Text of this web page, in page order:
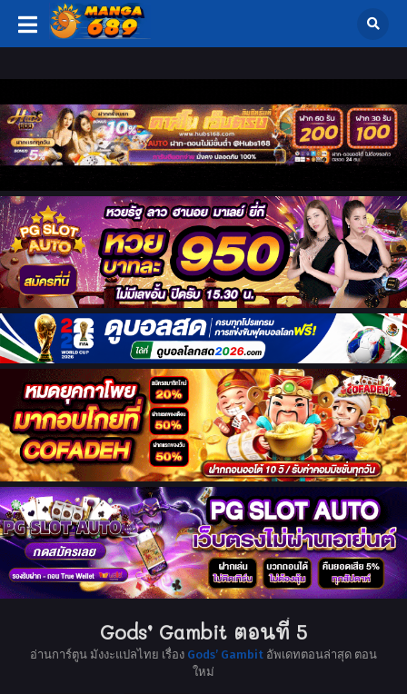
Gods’ Gambit ตอนที่ 5
อ่านการ์ตูน มังงะแปลไทย เรื่อง Gods’ Gambit อัพเดทตอนล่าสุด ตอน
ใหม่